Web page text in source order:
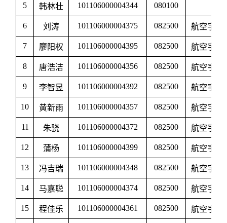
5 韩林壮 101106000004344 080100
6 刘涛 101106000004375 082500 航空宇航
7 廖阳权 101106000004395 082500 航空宇航
8 唐浩洁 101106000004356 082500 航空宇航
9 李智昱 101106000004392 082500 航空宇航
10 黄新雨 101106000004357 082500 航空宇航
11 朱骁 101106000004372 082500 航空宇航
12 蒲杨 101106000004399 082500 航空宇航
13 冯吉瑞 101106000004348 082500 航空宇航
14 马嘉聪 101106000004374 082500 航空宇航
15 程佳乐 101106000004361 082500 航空宇航